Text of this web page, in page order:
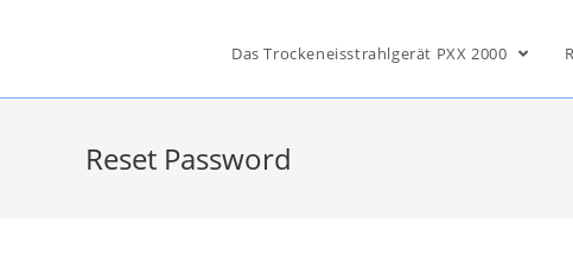
Das Trockeneisstrahlgerät PXX 2000
Reset Password